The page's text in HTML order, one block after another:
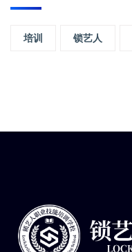
培训 锁艺人